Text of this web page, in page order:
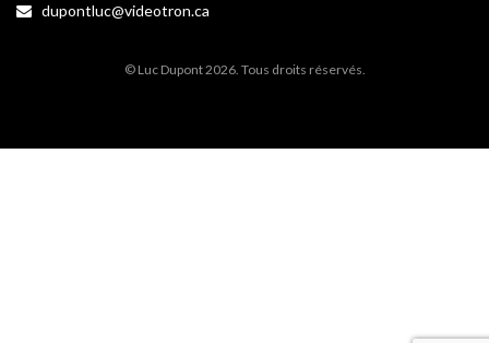
dupontluc@videotron.ca
© Luc Dupont 2026. Tous droits réservés.